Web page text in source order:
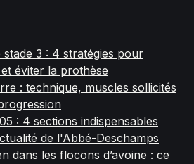
3 : 4 stratégies pour
éviter la prothèse
: technique, muscles sollicités
: 4 sections indispensables
de l'Abbé-Deschamps
dans les flocons d’avoine : ce